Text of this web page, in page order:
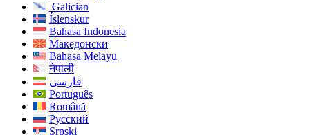
Galician
Íslenskur
Bahasa Indonesia
Македонски
Bahasa Melayu
नेपाली
فارسی
Português
Română
Русский
Srpski